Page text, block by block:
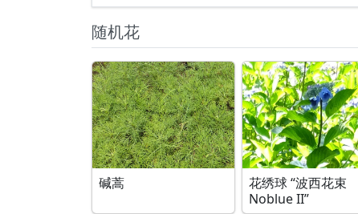
随机花
碱蒿
花绣球 “波西花束
Noblue II”